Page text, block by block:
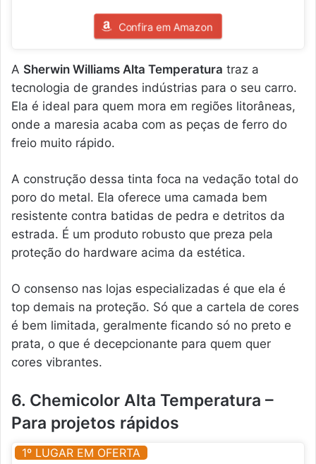
Confira em Amazon
A Sherwin Williams Alta Temperatura traz a
tecnologia de grandes indústrias para o seu carro.
Ela é ideal para quem mora em regiões litorâneas,
onde a maresia acaba com as peças de ferro do
freio muito rápido.
A construção dessa tinta foca na vedação total do
poro do metal. Ela oferece uma camada bem
resistente contra batidas de pedra e detritos da
estrada. É um produto robusto que preza pela
proteção do hardware acima da estética.
O consenso nas lojas especializadas é que ela é
top demais na proteção. Só que a cartela de cores
é bem limitada, geralmente ficando só no preto e
prata, o que é decepcionante para quem quer
cores vibrantes.
6. Chemicolor Alta Temperatura –
Para projetos rápidos
1º LUGAR EM OFERTA